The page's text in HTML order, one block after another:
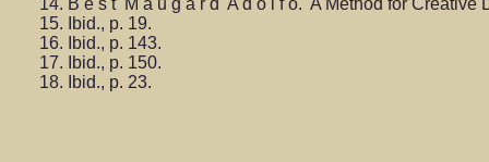
14. B e s t M a u g a r d A d o l f o. A Method for Creative
15. Ibid., p. 19.
16. Ibid., p. 143.
17. Ibid., p. 150.
18. Ibid., p. 23.